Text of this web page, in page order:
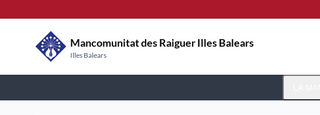
Mancomunitat des Raiguer Illes Balears
Illes Balears